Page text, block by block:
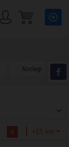
Noclegi
x +15 km